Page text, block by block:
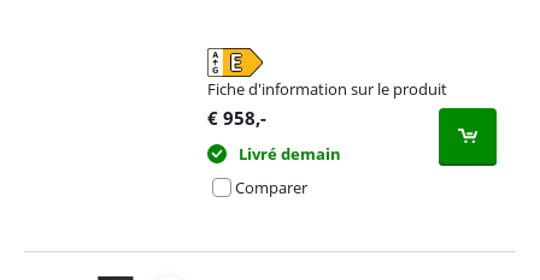
Fiche d'information sur le produit
s'ouvre dans un nouvel onglet
€ 958,-
Livré demain
Comparer